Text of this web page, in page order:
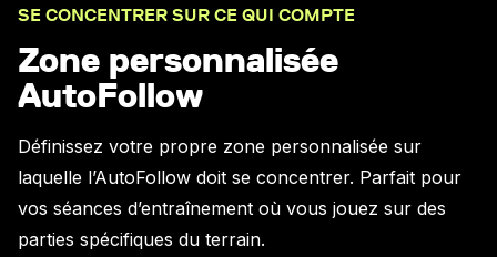
SE CONCENTRER SUR CE QUI COMPTE
Zone personnalisée
AutoFollow
Définissez votre propre zone personnalisée sur
laquelle l’AutoFollow doit se concentrer. Parfait pour
vos séances d’entraînement où vous jouez sur des
parties spécifiques du terrain.